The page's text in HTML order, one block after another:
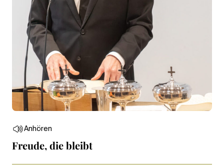
Anhören
Freude, die bleibt